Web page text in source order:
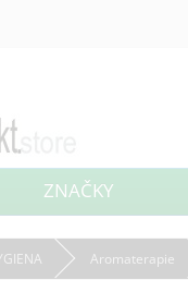
ZNAČKY
Aromaterapie